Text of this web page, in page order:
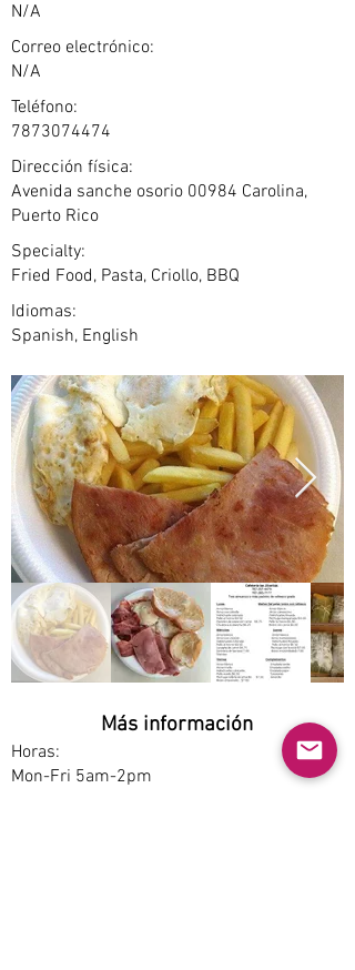
N/A
Correo electrónico:
N/A
Teléfono:
7873074474
Dirección física:
Avenida sanche osorio 00984 Carolina,
Puerto Rico
Specialty:
Fried Food, Pasta, Criollo, BBQ
Idiomas:
Spanish, English
Más información
Horas:
Mon-Fri 5am-2pm